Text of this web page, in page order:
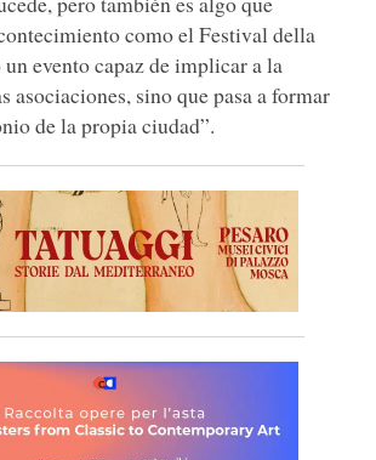
como el Festival della
evento capaz de implicar a la
asociaciones, sino que pasa a formar
de la propia ciudad”.